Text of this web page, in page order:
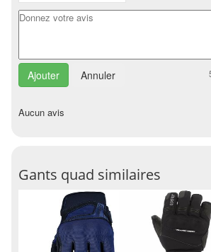
Annuler
Aucun avis
Gants quad similaires